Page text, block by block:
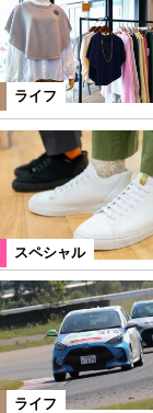
ライフ
スペシャル
ライフ